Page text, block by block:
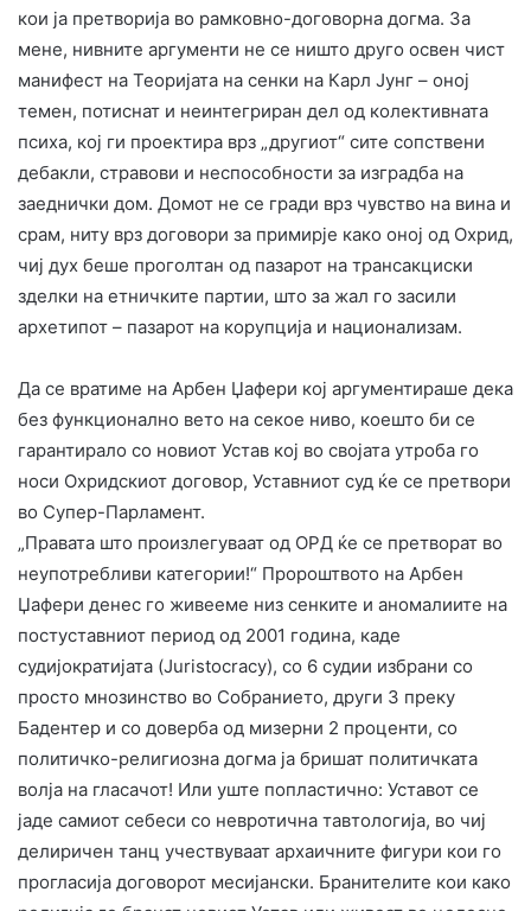
кои ја претворија во рамковно-договорна догма. За
мене, нивните аргументи не се ништо друго освен чист
манифест на Теоријата на сенки на Карл Јунг – оној
темен, потиснат и неинтегриран дел од колективната
психа, кој ги проектира врз „другиот“ сите сопствени
дебакли, стравови и неспособности за изградба на
заеднички дом. Домот не се гради врз чувство на вина и
срам, ниту врз договори за примирје како оној од Охрид,
чиј дух беше проголтан од пазарот на трансакциски
зделки на етничките партии, што за жал го засили
архетипот – пазарот на корупција и национализам.
Да се вратиме на Арбен Џафери кој аргументираше дека
без функционално вето на секое ниво, коешто би се
гарантирало со новиот Устав кој во својата утроба го
носи Охридскиот договор, Уставниот суд ќе се претвори
во Супер-Парламент.
​„Правата што произлегуваат од ОРД ќе се претворат во
неупотребливи категории!“ Пророштвото на Арбен
Џафери денес го живееме низ сенките и аномалиите на
постуставниот период од 2001 година, каде
судијократијата (Juristocracy), со 6 судии избрани со
просто мнозинство во Собранието, други 3 преку
Бадентер и со доверба од мизерни 2 проценти, со
политичко-религиозна догма ја бришат политичката
волја на гласачот! Или уште попластично: Уставот се
јаде самиот себеси со невротична тавтологија, во чиј
делиричен танц учествуваат архаичните фигури кои го
прогласија договорот месијански. Бранителите кои како